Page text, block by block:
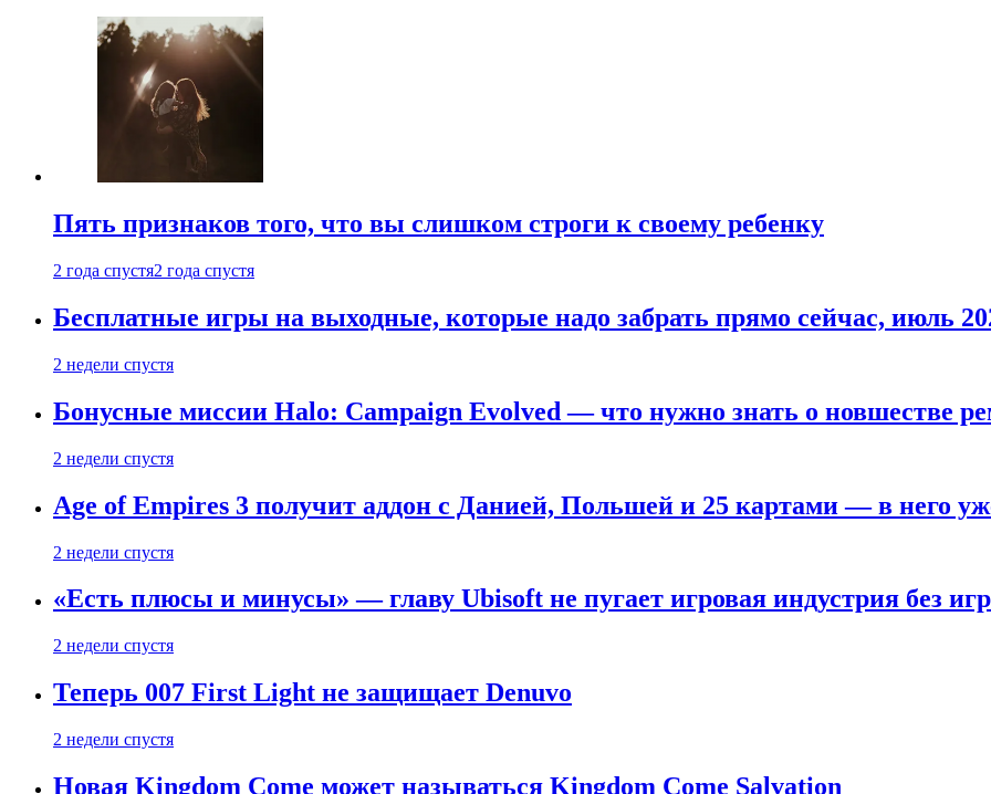
Пять признаков того, что вы слишком строги к своему ребенку
2 года спустя2 года спустя
Бесплатные игры на выходные, которые надо забрать прямо сейчас, июль
2 недели спустя
Бонусные миссии Halo: Campaign Evolved — что нужно знать о новшестве
2 недели спустя
Age of Empires 3 получит аддон с Данией, Польшей и 25 картами — в него
2 недели спустя
«Есть плюсы и минусы» — главу Ubisoft не пугает игровая индустрия без
2 недели спустя
Теперь 007 First Light не защищает Denuvo
2 недели спустя
Новая Kingdom Come может называться Kingdom Come Salvation